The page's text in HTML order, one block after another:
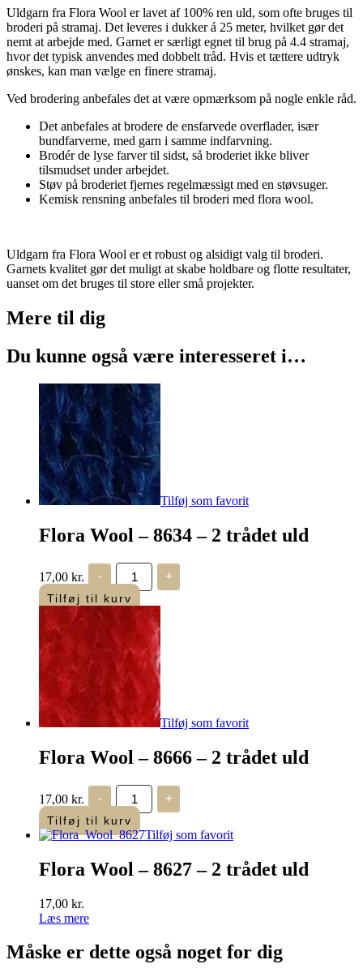
Uldgarn fra Flora Wool er lavet af 100% ren uld, som ofte bruges til
broderi på stramaj. Det leveres i dukker á 25 meter, hvilket gør det
nemt at arbejde med. Garnet er særligt egnet til brug på 4.4 stramaj,
hvor det typisk anvendes med dobbelt tråd. Hvis et tættere udtryk
ønskes, kan man vælge en finere stramaj.
Ved brodering anbefales det at være opmærksom på nogle enkle råd.
Det anbefales at brodere de ensfarvede overflader, især
bundfarverne, med garn i samme indfarvning.
Brodér de lyse farver til sidst, så broderiet ikke bliver
tilsmudset under arbejdet.
Støv på broderiet fjernes regelmæssigt med en støvsuger.
Kemisk rensning anbefales til broderi med flora wool.
Uldgarn fra Flora Wool er et robust og alsidigt valg til broderi.
Garnets kvalitet gør det muligt at skabe holdbare og flotte resultater,
uanset om det bruges til store eller små projekter.
Mere til dig
Du kunne også være interesseret i…
Tilføj som favorit
Flora Wool – 8634 – 2 trådet uld
17,00 kr. -
Flora
Wool
-
8634
trådet
uld
antal
+
Tilføj til kurv
Tilføj som favorit
Flora Wool – 8666 – 2 trådet uld
17,00 kr. -
Flora
Wool
-
8666
-
trådet
+
Tilføj til kurv
Tilføj som favorit
Flora Wool – 8627 – 2 trådet uld
17,00 kr.
Læs mere
Måske er dette også noget for dig